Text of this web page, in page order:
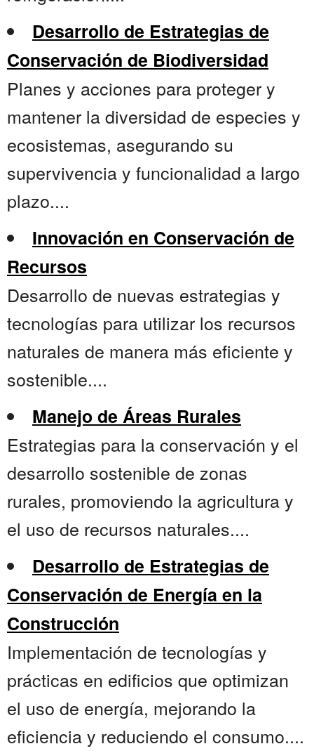
Desarrollo de Estrategias de
Conservación de Biodiversidad
Planes y acciones para proteger y
mantener la diversidad de especies y
ecosistemas, asegurando su
supervivencia y funcionalidad a largo
plazo....
Innovación en Conservación de
Recursos
Desarrollo de nuevas estrategias y
tecnologías para utilizar los recursos
naturales de manera más eficiente y
sostenible....
Manejo de Áreas Rurales
Estrategias para la conservación y el
desarrollo sostenible de zonas
rurales, promoviendo la agricultura y
el uso de recursos naturales....
Desarrollo de Estrategias de
Conservación de Energía en la
Construcción
Implementación de tecnologías y
prácticas en edificios que optimizan
el uso de energía, mejorando la
eficiencia y reduciendo el consumo....